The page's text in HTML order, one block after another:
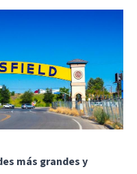
más grandes y